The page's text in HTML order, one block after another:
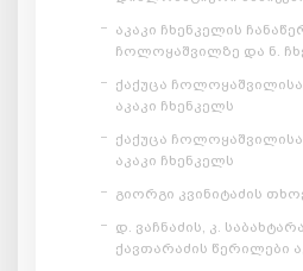
აკაკი ჩხენკელის
ჩოლოყაშვილზე და ნ.
ქაქუცა
აკაკი ჩხენკელს
ქაქუცა
აკაკი ჩხენკელს
გიორგი კვინიტაძის
დ. ვაჩნაძის, კ.
ქავთარაძის წერილები